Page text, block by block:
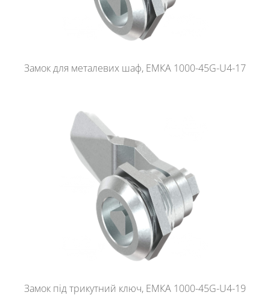
Замок для металевих шаф, ЕМКА 1000-45G-U4-17
Замок під трикутний ключ, ЕМКА 1000-45G-U4-19